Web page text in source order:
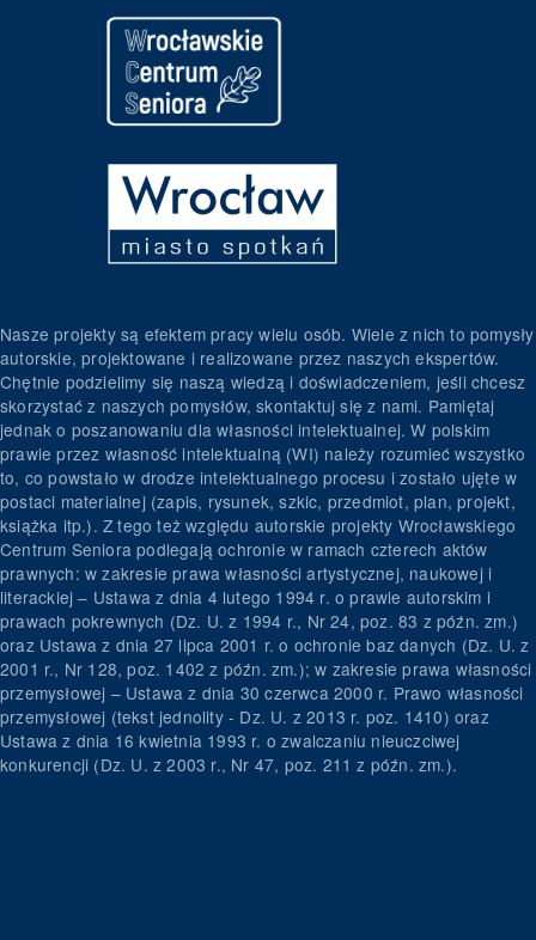
Nasze projekty są efektem pracy wielu osób. Wiele z nich to pomysły
autorskie, projektowane i realizowane przez naszych ekspertów.
Chętnie podzielimy się naszą wiedzą i doświadczeniem, jeśli chcesz
skorzystać z naszych pomysłów, skontaktuj się z nami. Pamiętaj
jednak o poszanowaniu dla własności intelektualnej. W polskim
prawie przez własność intelektualną (WI) należy rozumieć wszystko
to, co powstało w drodze intelektualnego procesu i zostało ujęte w
postaci materialnej (zapis, rysunek, szkic, przedmiot, plan, projekt,
książka itp.). Z tego też względu autorskie projekty Wrocławskiego
Centrum Seniora podlegają ochronie w ramach czterech aktów
prawnych: w zakresie prawa własności artystycznej, naukowej i
literackiej – Ustawa z dnia 4 lutego 1994 r. o prawie autorskim i
prawach pokrewnych (Dz. U. z 1994 r., Nr 24, poz. 83 z późn. zm.)
oraz Ustawa z dnia 27 lipca 2001 r. o ochronie baz danych (Dz. U. z
2001 r., Nr 128, poz. 1402 z późn. zm.); w zakresie prawa własności
przemysłowej – Ustawa z dnia 30 czerwca 2000 r. Prawo własności
przemysłowej (tekst jednolity - Dz. U. z 2013 r. poz. 1410) oraz
Ustawa z dnia 16 kwietnia 1993 r. o zwalczaniu nieuczciwej
konkurencji (Dz. U. z 2003 r., Nr 47, poz. 211 z późn. zm.).